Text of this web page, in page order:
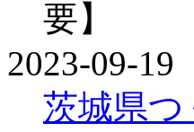
要】
2023-09-19
茨城県